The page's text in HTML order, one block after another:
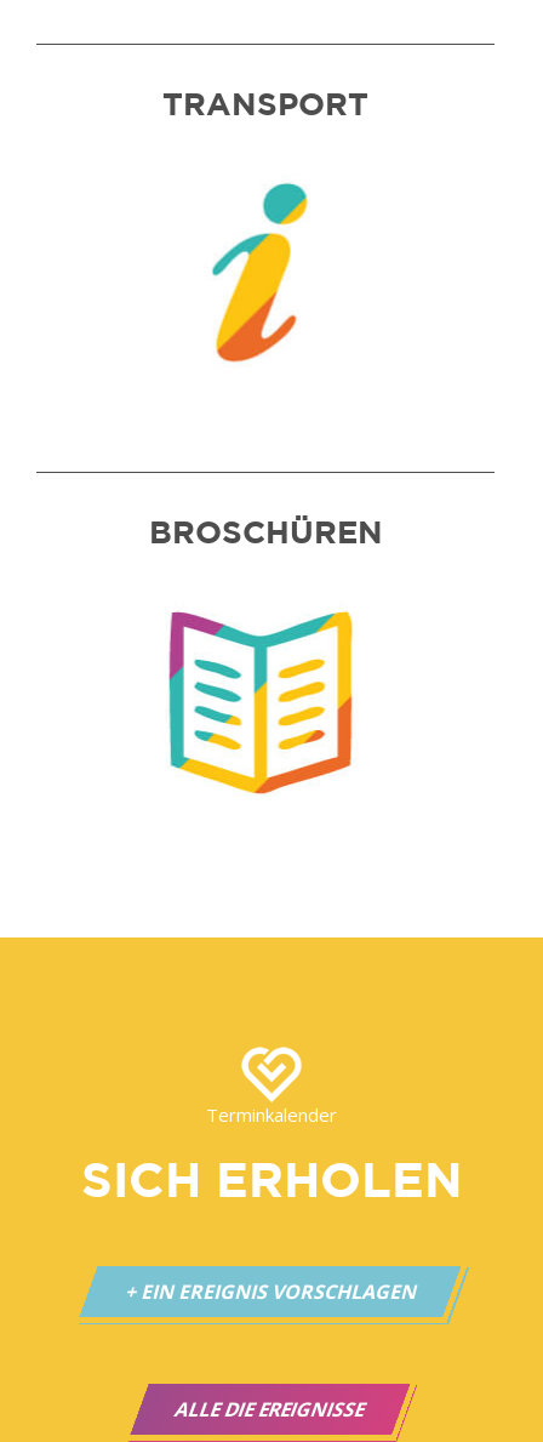
TRANSPORT
BROSCHÜREN
Terminkalender
SICH ERHOLEN
+ EIN EREIGNIS VORSCHLAGEN
ALLE DIE EREIGNISSE